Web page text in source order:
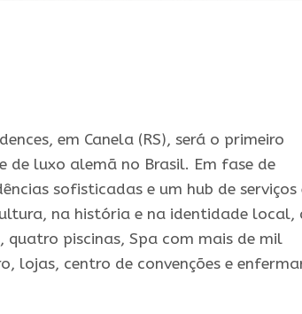
em Canela (RS), será o primeiro
de luxo alemã no Brasil. Em fase de
sofisticadas e um hub de serviços
na história e na identidade local,
quatro piscinas, Spa com mais de mil
lojas, centro de convenções e